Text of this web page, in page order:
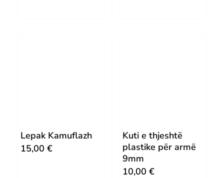
Lepak Kamuflazh
15,00 €
Kuti e thjeshtë
plastike për armë
9mm
10,00 €